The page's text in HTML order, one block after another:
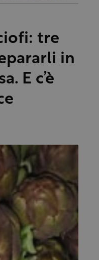
tre
in
E c’è